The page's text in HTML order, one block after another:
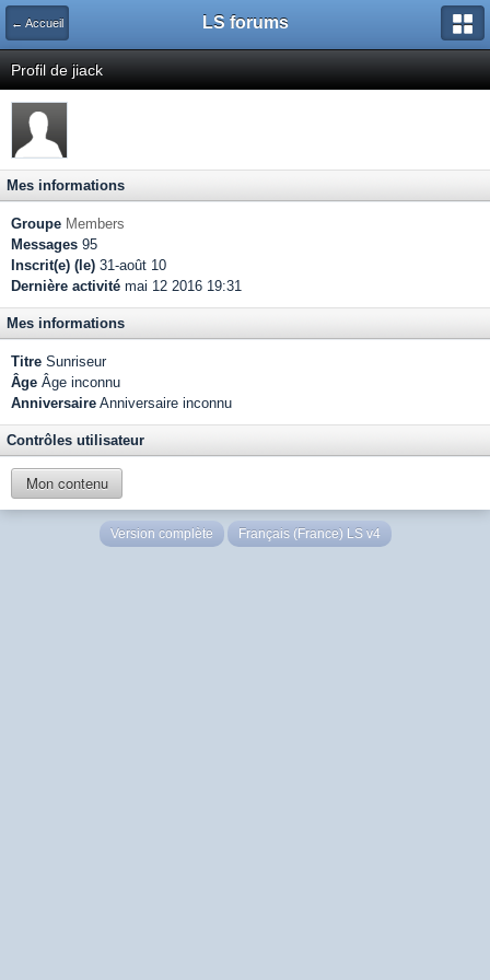
← Accueil LS forums
Profil de jiack
Mes informations
Groupe Members
Messages 95
Inscrit(e) (le) 31-août 10
Dernière activité mai 12 2016 19:31
Mes informations
Titre Sunriseur
Âge Âge inconnu
Anniversaire Anniversaire inconnu
Contrôles utilisateur
Mon contenu
Version complète Français (France) LS v4